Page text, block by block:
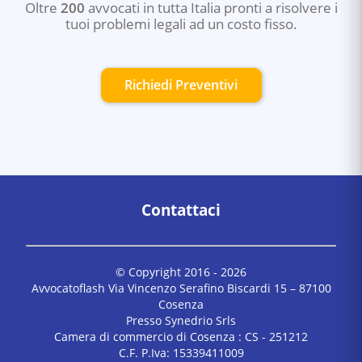
Oltre 200 avvocati in tutta Italia pronti a risolvere i
tuoi problemi legali ad un costo fisso.
Richiedi Preventivi
Contattaci
© Copyright 2016 - 2026
Avvocatoflash Via Vincenzo Serafino Biscardi 15 – 87100
Cosenza
Presso Synedrio Srls
Camera di commercio di Cosenza : CS - 251212
C.F. P.Iva: 15339411009